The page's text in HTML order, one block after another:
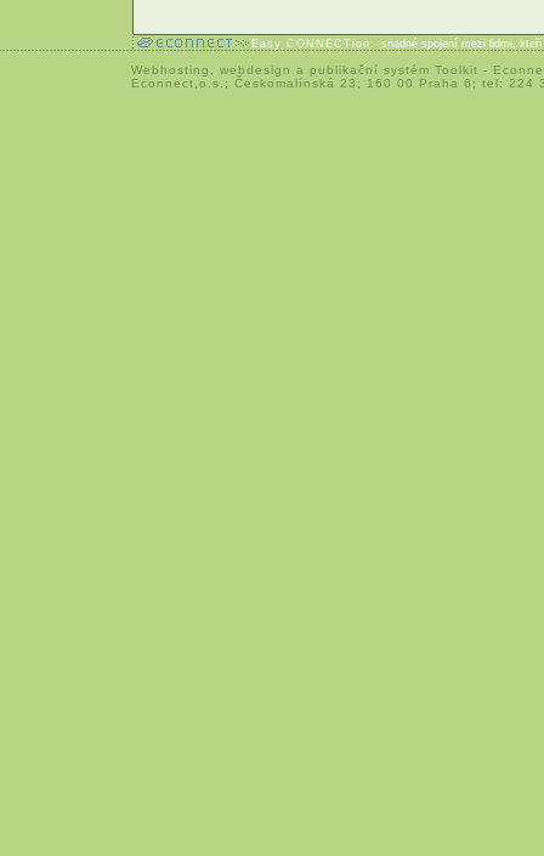
Easy CONNECTion - snadné spojení mezi lidmi,
Webhosting webdesign a publikační systém Toolkit -
Econnect,o.s.; Českomalínská 23; 160 00 Praha 6; tel: 224